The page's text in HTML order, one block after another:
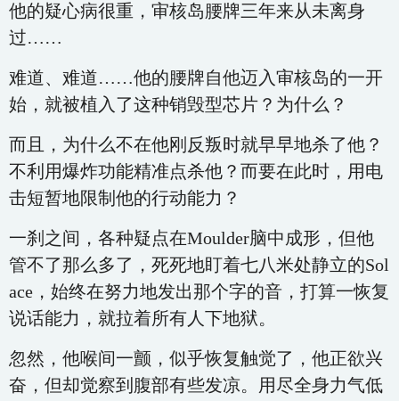
他的疑心病很重，审核岛腰牌三年来从未离身
过……
难道、难道……他的腰牌自他迈入审核岛的一开
始，就被植入了这种销毁型芯片？为什么？
而且，为什么不在他刚反叛时就早早地杀了他？
不利用爆炸功能精准点杀他？而要在此时，用电
击短暂地限制他的行动能力？
一刹之间，各种疑点在Moulder脑中成形，但他
管不了那么多了，死死地盯着七八米处静立的Sol
ace，始终在努力地发出那个字的音，打算一恢复
说话能力，就拉着所有人下地狱。
忽然，他喉间一颤，似乎恢复触觉了，他正欲兴
奋，但却觉察到腹部有些发凉。用尽全身力气低